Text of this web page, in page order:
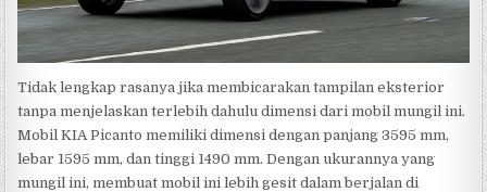
Tidak lengkap rasanya jika membicarakan tampilan eksterior
tanpa menjelaskan terlebih dahulu dimensi dari mobil mungil ini.
Mobil KIA Picanto memiliki dimensi dengan panjang 3595 mm,
lebar 1595 mm, dan tinggi 1490 mm. Dengan ukurannya yang
mungil ini, membuat mobil ini lebih gesit dalam berjalan di